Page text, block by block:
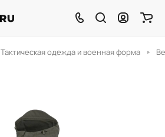
Тактическая одежда и военная форма